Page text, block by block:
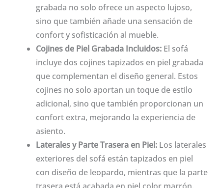
grabada no solo ofrece un aspecto lujoso,
sino que también añade una sensación de
confort y sofisticación al mueble.
Cojines de Piel Grabada Incluidos:El sofá
incluye dos cojines tapizados en piel grabada
que complementan el diseño general. Estos
cojines no solo aportan un toque de estilo
adicional, sino que también proporcionan un
confort extra, mejorando la experiencia de
asiento.
Laterales y Parte Trasera en Piel:Los laterales
exteriores del sofá están tapizados en piel
con diseño de leopardo, mientras que la parte